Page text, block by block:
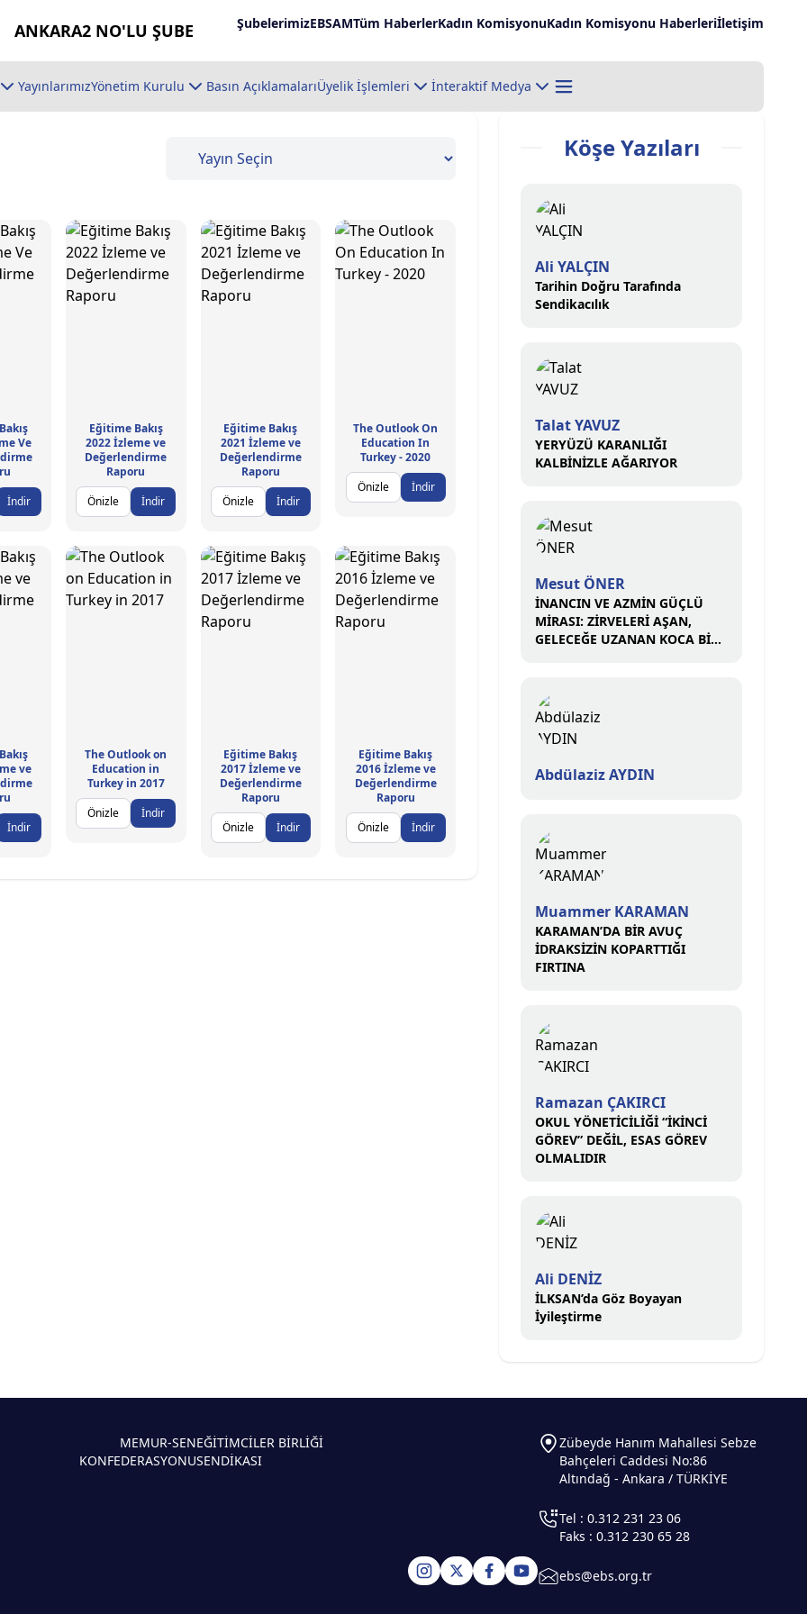
ANKARA2 NO'LU ŞUBE ŞubelerimizEBSAMTüm HaberlerKadın KomisyonuKadın Komisyonu Haberleriİletişim
YayınlarımızYönetim Kurulu Basın AçıklamalarıÜyelik İşlemleri İnteraktif Medya
Ve
İndir
Eğitime Bakış
2022 İzleme ve
Değerlendirme
Raporu
Önizle
İndir
Eğitime Bakış
2021 İzleme ve
Değerlendirme
Raporu
Önizle
İndir
The Outlook On
Education In
Turkey - 2020
Önizle
İndir
ve
İndir
The Outlook on
Education in
Turkey in 2017
Önizle
İndir
Eğitime Bakış
2017 İzleme ve
Değerlendirme
Raporu
Önizle
İndir
Eğitime Bakış
2016 İzleme ve
Değerlendirme
Raporu
Önizle
İndir
Köşe Yazıları
Ali YALÇIN
Tarihin Doğru Tarafında
Sendikacılık
Talat YAVUZ
YERYÜZÜ KARANLIĞI
KALBİNİZLE AĞARIYOR
Mesut ÖNER
İNANCIN VE AZMİN GÜÇLÜ
MİRASI: ZİRVELERİ AŞAN,
GELECEĞE UZANAN KOCA BİR
Abdülaziz AYDIN
Muammer KARAMAN
KARAMAN’DA BİR AVUÇ
İDRAKSİZİN KOPARTTIĞI
FIRTINA
Ramazan ÇAKIRCI
OKUL YÖNETİCİLİĞİ “İKİNCİ
GÖREV” DEĞİL, ESAS GÖREV
OLMALIDIR
Ali DENİZ
İLKSAN’da Göz Boyayan
İyileştirme
MEMUR-SEN
KONFEDERASYONU
EĞİTİMCİLER BİRLİĞİ
SENDİKASI
Zübeyde Hanım Mahallesi Sebze
Bahçeleri Caddesi No:86
Altındağ - Ankara / TÜRKİYE
Tel : 0.312 231 23 06
Faks : 0.312 230 65 28
ebs@ebs.org.tr